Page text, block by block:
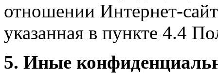
отношении Интернет-
указанная в пункте 4.4
5. Иные